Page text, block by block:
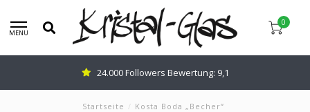
MENU
0
24.000 Followers Bewertung: 9,1
Startseite / Kosta Boda „Becher“